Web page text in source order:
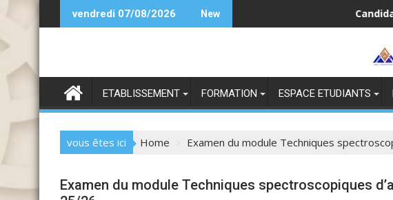
to
vendredi 07/08/2026 New
Licence DPM (PE) 25-26 Candidature MME
ETABLISSEMENT FORMATION ESPACE ETUDIANTS
vous êtes ici Home Examen du module Techniques
Examen du module Techniques spectroscopiques